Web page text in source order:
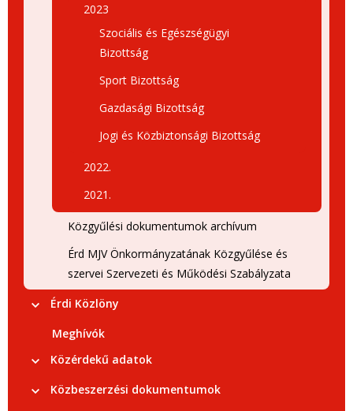
2023
Szociális és Egészségügyi
Bizottság
Sport Bizottság
Gazdasági Bizottság
Jogi és Közbiztonsági Bizottság
2022.
2021.
Közgyűlési dokumentumok archívum
Érd MJV Önkormányzatának Közgyűlése és
szervei Szervezeti és Működési Szabályzata
Érdi Közlöny
Meghívók
Közérdekű adatok
Közbeszerzési dokumentumok